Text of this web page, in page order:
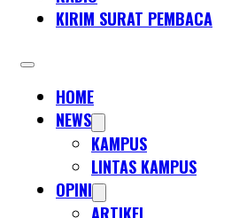
KIRIM SURAT PEMBACA
HOME
NEWS
KAMPUS
LINTAS KAMPUS
OPINI